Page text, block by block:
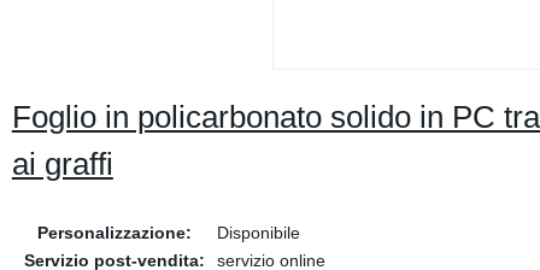
Foglio in policarbonato solido in PC
ai graffi
Personalizzazione:
Disponibile
Servizio post-vendita:
servizio online